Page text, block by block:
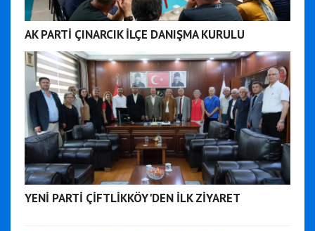
AK PARTİ ÇINARCIK İLÇE DANIŞMA KURULU
YENİ PARTİ ÇİFTLİKKÖY'DEN İLK ZİYARET